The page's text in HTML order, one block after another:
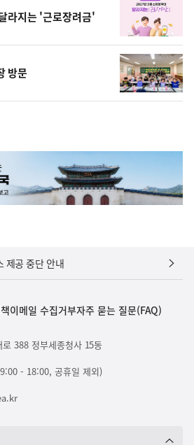
라지는 '근로장려금'
방문
제공 중단 안내
이메일 수집거부자주 묻는 질문(FAQ)
388 정부세종청사 15동
- 18:00, 공휴일 제외)